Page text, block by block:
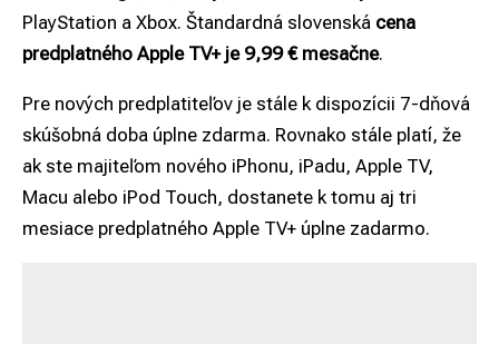
PlayStation a Xbox. Štandardná slovenská cena
predplatného Apple TV+ je 9,99 € mesačne.
Pre nových predplatiteľov je stále k dispozícii 7-dňová
skúšobná doba úplne zdarma. Rovnako stále platí, že
ak ste majiteľom nového iPhonu, iPadu, Apple TV,
Macu alebo iPod Touch, dostanete k tomu aj tri
mesiace predplatného Apple TV+ úplne zadarmo.